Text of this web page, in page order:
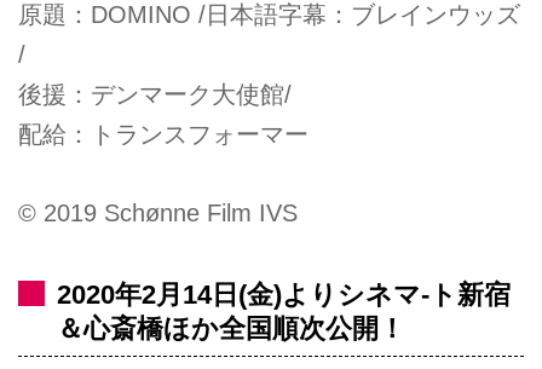
原題：DOMINO /日本語字幕：ブレインウッズ
/
後援：デンマーク大使館/
配給：トランスフォーマー
© 2019 Schønne Film IVS
2020年2月14日(金)よりシネマ-ト新宿
＆心斎橋ほか全国順次公開！